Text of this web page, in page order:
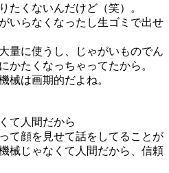
たくないんだけど（笑）。
いらなくなったし生ゴミで出せ
量に使うし、じゃがいものでん
かたくなっちゃってたから。
械は画期的だよね。
て人間だから
て顔を見せて話をしてることが
械じゃなくて人間だから、信頼